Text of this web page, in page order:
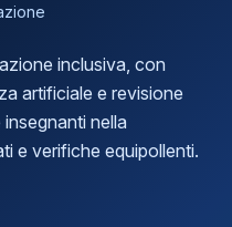
inclusiva, con
artificiale e revisione
nella
e verifiche equipollenti.